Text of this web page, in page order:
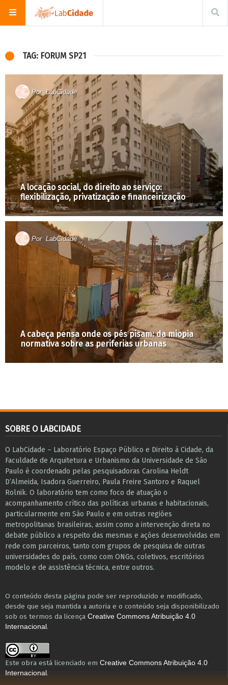
TAG: FORUM SP21
PorLabCidade
A locação social, do direito ao serviço:
flexibilização, privatização e financeirização
Por LabCidade
A cabeça pensa onde os pés pisam: da miopia
normativa sobre as periferias urbanas
SOBRE O LABCIDADE
O LabCidade – Laboratório Espaço Público e Direito à Cidade, da
Faculdade de Arquitetura e Urbanismo da Universidade de São
Paulo é coordenado pelas pesquisadoras Carolina Heldt
D’Almeida, Isadora Guerreiro, Paula Freire Santoro e Raquel
Rolnik. O laboratório tem como foco de atuação o
acompanhamento crítico das políticas urbanas e habitacionais,
particularmente em São Paulo e ​em outras regiões
metropolitanas brasileiras, assim como a intervenção direta no
debate público a respeito das mesmas e ações desenvolvidas em
r​e​de com parceiros, tanto com grupos de pesquisa ​de outras
universidades do país, como com ONGs, coletivos, escritórios
modelo e de assistência técnica​, entre outros​.
O conteúdo desta página pode ser reproduzido e modificado,
desde que seja mantida a autoria e o conteúdo seja disponibilizado
sob os termos da licença Creative Commons Atribuição 4.0
Internacional .
Este obra está licenciado em Creative Commons Atribuição 4.0
Internacional .